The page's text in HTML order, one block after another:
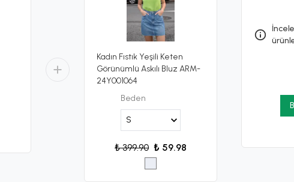
Kadın Fıstık Yeşili Keten
Görünümlü Askılı Bluz ARM-
24Y001064
Beden
₺ 399.90 ₺ 59.98